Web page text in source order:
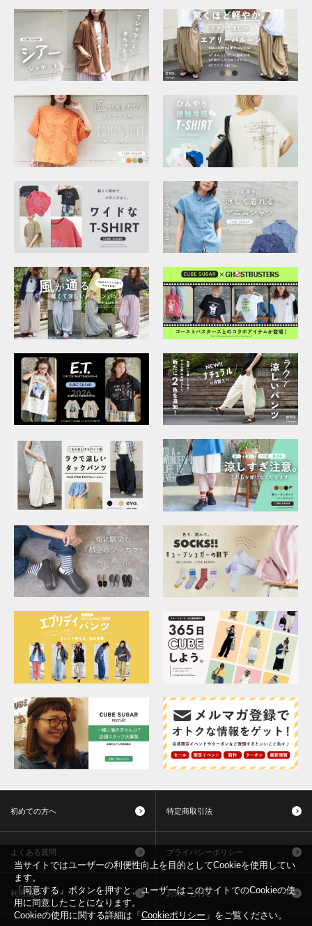
初めての方へ 特定商取引法
よくある質問 プライバシーポリシー
利用規約 お問い合わせ
当サイトではユーザーの利便性向上を目的としてCookieを使用してい
ます。
「同意する」ボタンを押すと、ユーザーはこのサイトでのCookieの使
用に同意したことになります。
Cookieの使用に関する詳細は「 Cookieポリシー 」をご覧ください。